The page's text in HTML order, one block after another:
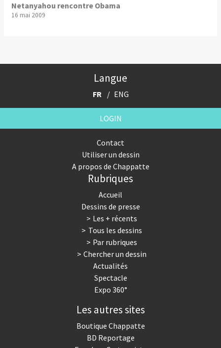
Netanyahou rencontre Obama
16 mai 2009
Langue
FR ENG
LOGIN
Contact
Utiliser un dessin
A propos de Chappatte
Rubriques
Accueil
Dessins de presse
Les + récents
Tous les dessins
Par rubriques
Chercher un dessin
Actualités
Spectacle
Expo 360°
Les autres sites
Boutique Chappatte
BD Reportage